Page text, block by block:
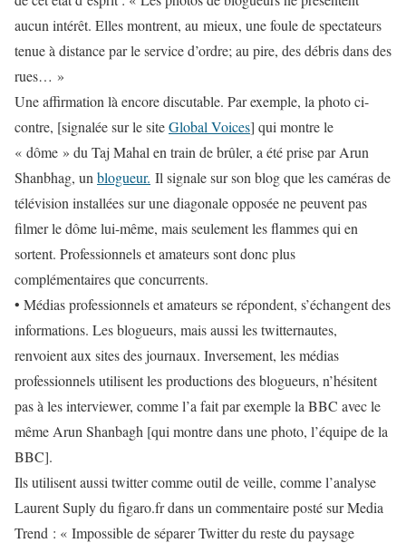
aucun intérêt. Elles montrent, au mieux, une foule de spectateurs
tenue à distance par le service d’ordre; au pire, des débris dans des
rues… »
Une affirmation là encore discutable. Par exemple, la photo ci-
contre, [signalée sur le siteGlobal Voices] qui montre le
« dôme » du Taj Mahal en train de brûler, a été prise par Arun
Shanbhag, un blogueur. Il signale sur son blog que les caméras de
télévision installées sur une diagonale opposée ne peuvent pas
filmer le dôme lui-même, mais seulement les flammes qui en
sortent. Professionnels et amateurs sont donc plus
complémentaires que concurrents.
• Médias professionnels et amateurs se répondent, s’échangent des
informations. Les blogueurs, mais aussi les twitternautes,
renvoient aux sites des journaux. Inversement, les médias
professionnels utilisent les productions des blogueurs, n’hésitent
pas à les interviewer, comme l’a fait par exemple la BBC avec le
même Arun Shanbagh [qui montre dans une photo, l’équipe de la
BBC].
Ils utilisent aussi twittercomme outil de veille, comme l’analyse
Laurent Suply du figaro.fr dans un commentaire posté surMedia
Trend : « Impossible de séparer Twitter du reste du paysage